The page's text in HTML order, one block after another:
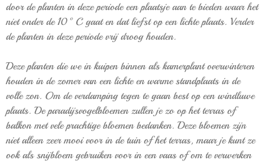
door de planten in deze periode een plaatsje aan te bieden waar het
niet onder de 10°C gaat en dat liefst op een lichte plaats. Verder
de planten in deze periode vrij droog houden.
Deze planten die we in kuipen binnen als kamerplant overwinteren
houden in de zomer van een lichte en warme standplaats in de
volle zon. Om de verdamping tegen te gaan best op een windluwe
plaats. De paradijsvogelbloemen zullen je zo op het terras of
balkon met vele prachtige bloemen bedanken. Deze bloemen zijn
niet alleen zeer mooi voor in de tuin of het terras, maar je kunt ze
ook als snijbloem gebruiken voor in een vaas of om te verwerken